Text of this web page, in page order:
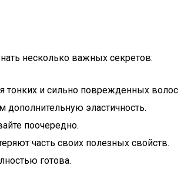
несколько важных секретов:
тонких и сильно поврежденных волос
эластичность.
поочередно.
часть своих полезных свойств.
готова.